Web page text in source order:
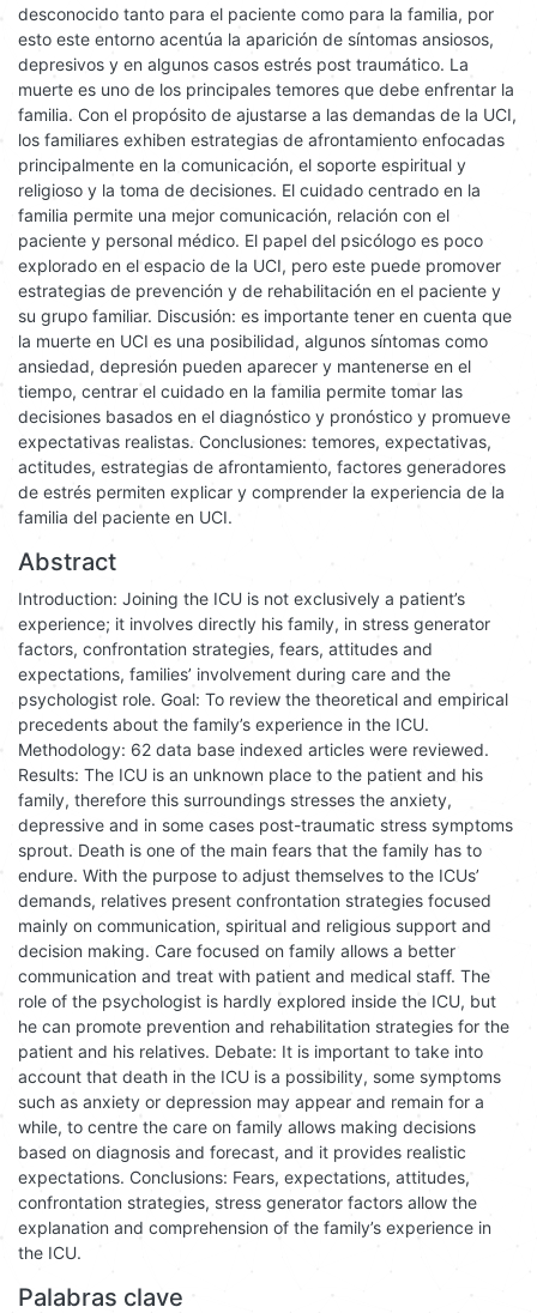
desconocido tanto para el paciente como para la familia, por
esto este entorno acentúa la aparición de síntomas ansiosos,
depresivos y en algunos casos estrés post traumático. La
muerte es uno de los principales temores que debe enfrentar la
familia. Con el propósito de ajustarse a las demandas de la UCI,
los familiares exhiben estrategias de afrontamiento enfocadas
principalmente en la comunicación, el soporte espiritual y
religioso y la toma de decisiones. El cuidado centrado en la
familia permite una mejor comunicación, relación con el
paciente y personal médico. El papel del psicólogo es poco
explorado en el espacio de la UCI, pero este puede promover
estrategias de prevención y de rehabilitación en el paciente y
su grupo familiar. Discusión: es importante tener en cuenta que
la muerte en UCI es una posibilidad, algunos síntomas como
ansiedad, depresión pueden aparecer y mantenerse en el
tiempo, centrar el cuidado en la familia permite tomar las
decisiones basados en el diagnóstico y pronóstico y promueve
expectativas realistas. Conclusiones: temores, expectativas,
actitudes, estrategias de afrontamiento, factores generadores
de estrés permiten explicar y comprender la experiencia de la
familia del paciente en UCI.
Abstract
Introduction: Joining the ICU is not exclusively a patient’s
experience; it involves directly his family, in stress generator
factors, confrontation strategies, fears, attitudes and
expectations, families’ involvement during care and the
psychologist role. Goal: To review the theoretical and empirical
precedents about the family’s experience in the ICU.
Methodology: 62 data base indexed articles were reviewed.
Results: The ICU is an unknown place to the patient and his
family, therefore this surroundings stresses the anxiety,
depressive and in some cases post-traumatic stress symptoms
sprout. Death is one of the main fears that the family has to
endure. With the purpose to adjust themselves to the ICUs’
demands, relatives present confrontation strategies focused
mainly on communication, spiritual and religious support and
decision making. Care focused on family allows a better
communication and treat with patient and medical staff. The
role of the psychologist is hardly explored inside the ICU, but
he can promote prevention and rehabilitation strategies for the
patient and his relatives. Debate: It is important to take into
account that death in the ICU is a possibility, some symptoms
such as anxiety or depression may appear and remain for a
while, to centre the care on family allows making decisions
based on diagnosis and forecast, and it provides realistic
expectations. Conclusions: Fears, expectations, attitudes,
confrontation strategies, stress generator factors allow the
explanation and comprehension of the family’s experience in
the ICU.
Palabras clave